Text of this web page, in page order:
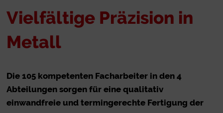
Vielfältige Präzision in
Metall
Die 105 kompetenten Facharbeiter in den 4
Abteilungen sorgen für eine qualitativ
einwandfreie und termingerechte Fertigung der